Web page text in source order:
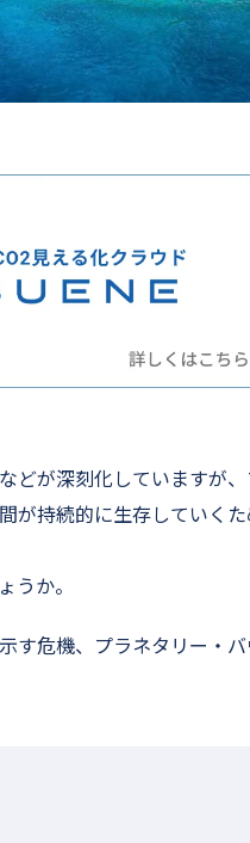
どが深刻化していますが
が持続的に生存していく
うか。
す危機、プラネタリー・